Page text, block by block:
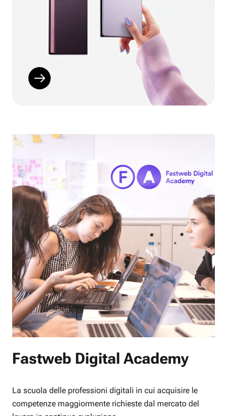
Fastweb Digital Academy
La scuola delle professioni digitali in cui acquisire le
competenze maggiormente richieste dal mercato del